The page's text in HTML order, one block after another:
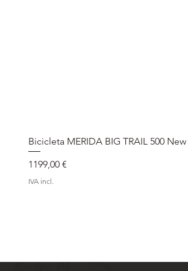
Bicicleta MERIDA BIG TRAIL 500 New
Preço
1199,00 €
IVA incl.